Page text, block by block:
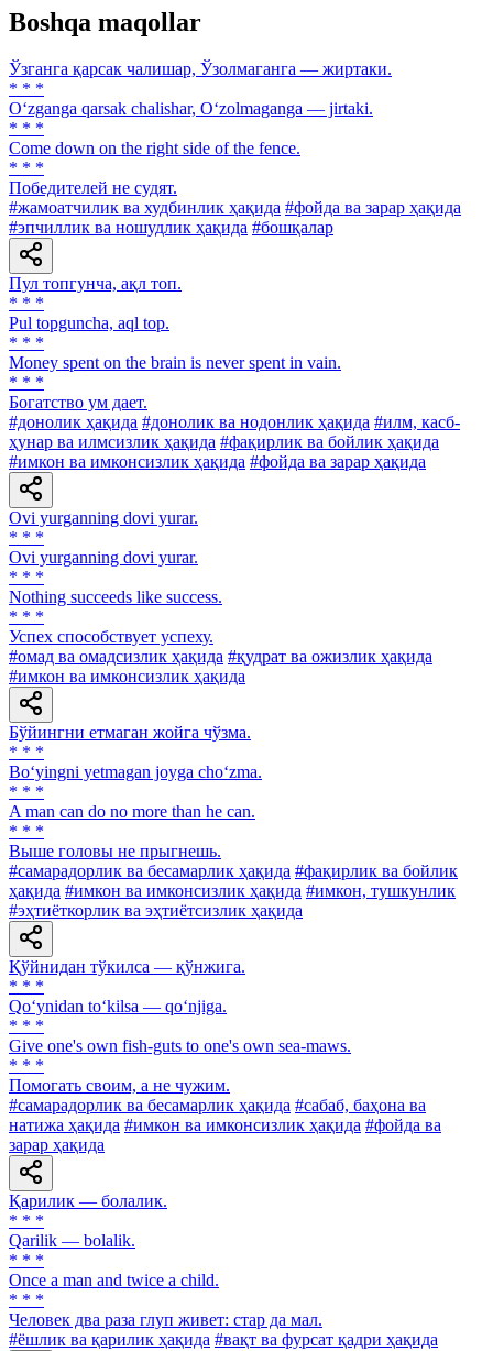
Boshqa maqollar
Ўзганга қарсак чалишар, Ўзолмаганга — жиртаки.
* * *
O‘zganga qarsak chalishar, O‘zolmaganga — jirtaki.
* * *
Come down on the right side of the fence.
* * *
Победителей не судят.
#жамоатчилик ва худбинлик ҳақида #фойда ва зарар ҳақида
#эпчиллик ва ношудлик ҳақида #бошқалар
Пул топгунча, ақл топ.
* * *
Pul topguncha, aql top.
* * *
Money spent on the brain is never spent in vain.
* * *
Богатство ум дает.
#донолик ҳақида #донолик ва нодонлик ҳақида #илм, касб-
ҳунар ва илмсизлик ҳақида #фақирлик ва бойлик ҳақида
#имкон ва имконсизлик ҳақида #фойда ва зарар ҳақида
Ovi yurganning dovi yurar.
* * *
Ovi yurganning dovi yurar.
* * *
Nothing succeeds like success.
* * *
Успех способствует успеху.
#омад ва омадсизлик ҳақида #қудрат ва ожизлик ҳақида
#имкон ва имконсизлик ҳақида
Бўйингни етмаган жойга чўзма.
* * *
Bo‘yingni yetmagan joyga cho‘zma.
* * *
A man can do no more than he can.
* * *
Выше головы не прыгнешь.
#самарадорлик ва бесамарлик ҳақида #фақирлик ва бойлик
ҳақида #имкон ва имконсизлик ҳақида #имкон, тушкунлик
#эҳтиёткорлик ва эҳтиётсизлик ҳақида
Қўйнидан тўкилса — қўнжига.
* * *
Qo‘ynidan to‘kilsa — qo‘njiga.
* * *
Give one's own fish-guts to one's own sea-maws.
* * *
Помогать своим, а не чужим.
#самарадорлик ва бесамарлик ҳақида #сабаб, баҳона ва
натижа ҳақида #имкон ва имконсизлик ҳақида #фойда ва
зарар ҳақида
Қарилик — болалик.
* * *
Qarilik — bolalik.
* * *
Once a man and twice a child.
* * *
Человек два раза глуп живет: стар да мал.
#ёшлик ва қарилик ҳақида #вақт ва фурсат қадри ҳақида